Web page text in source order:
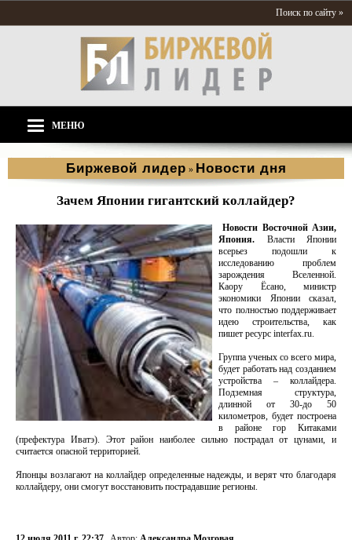
Поиск по сайту »
МЕНЮ
Биржевой лидер » Новости дня
Зачем Японии гигантский коллайдер?
Новости Восточной Азии,
Япония. Власти Японии
всерьез подошли к
исследованию проблем
зарождения Вселенной.
Каору Ёсано, министр
экономики Японии сказал,
что полностью поддерживает
идею строительства, как
пишет ресурс interfax.ru.
Группа ученых со всего мира,
будет работать над созданием
устройства – коллайдера.
Подземная структура,
длинной от 30-до 50
километров, будет построена
в районе гор Китаками
(префектура Иватэ). Этот район наиболее сильно пострадал от цунами, и
считается опасной территорией.
Японцы возлагают на коллайдер определенные надежды, и верят что благодаря
коллайдеру, они смогут восстановить пострадавшие регионы.